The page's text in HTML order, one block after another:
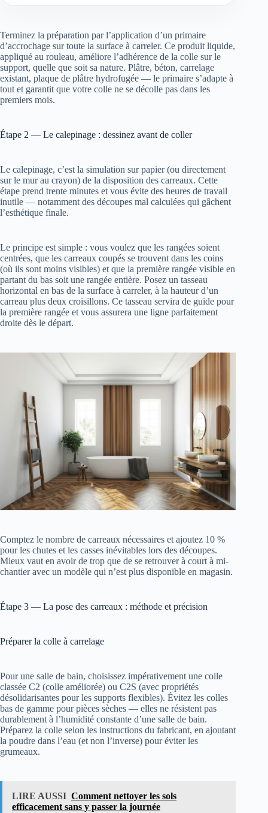
Terminez la préparation par l’application d’un primaire
d’accrochage sur toute la surface à carreler. Ce produit liquide,
appliqué au rouleau, améliore l’adhérence de la colle sur le
support, quelle que soit sa nature. Plâtre, béton, carrelage
existant, plaque de plâtre hydrofugée — le primaire s’adapte à
tout et garantit que votre colle ne se décolle pas dans les
premiers mois.
Étape 2 — Le calepinage : dessinez avant de coller
Le calepinage, c’est la simulation sur papier (ou directement
sur le mur au crayon) de la disposition des carreaux. Cette
étape prend trente minutes et vous évite des heures de travail
inutile — notamment des découpes mal calculées qui gâchent
l’esthétique finale.
Le principe est simple : vous voulez que les rangées soient
centrées, que les carreaux coupés se trouvent dans les coins
(où ils sont moins visibles) et que la première rangée visible en
partant du bas soit une rangée entière. Posez un tasseau
horizontal en bas de la surface à carreler, à la hauteur d’un
carreau plus deux croisillons. Ce tasseau servira de guide pour
la première rangée et vous assurera une ligne parfaitement
droite dès le départ.
Comptez le nombre de carreaux nécessaires et ajoutez 10 %
pour les chutes et les casses inévitables lors des découpes.
Mieux vaut en avoir de trop que de se retrouver à court à mi-
chantier avec un modèle qui n’est plus disponible en magasin.
Étape 3 — La pose des carreaux : méthode et précision
Préparer la colle à carrelage
Pour une salle de bain, choisissez impérativement une colle
classée C2 (colle améliorée) ou C2S (avec propriétés
désolidarisantes pour les supports flexibles). Évitez les colles
bas de gamme pour pièces sèches — elles ne résistent pas
durablement à l’humidité constante d’une salle de bain.
Préparez la colle selon les instructions du fabricant, en ajoutant
la poudre dans l’eau (et non l’inverse) pour éviter les
grumeaux.
LIRE AUSSI Comment nettoyer les sols
efficacement sans y passer la journée